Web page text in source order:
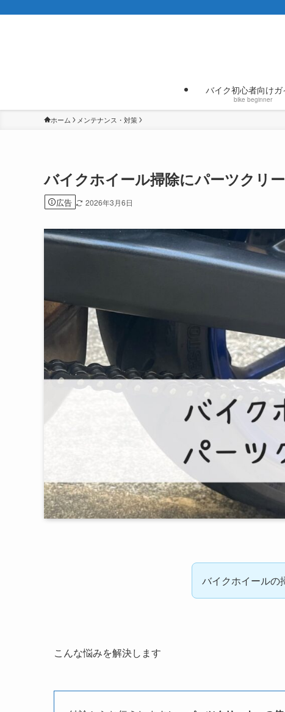
バイク初心者向けガ
bike beginner
ホーム メンテナンス・対策
バイクホイール掃除にパーツクリ
広告 2026年3月6日
バイクホイールの
こんな悩みを解決します